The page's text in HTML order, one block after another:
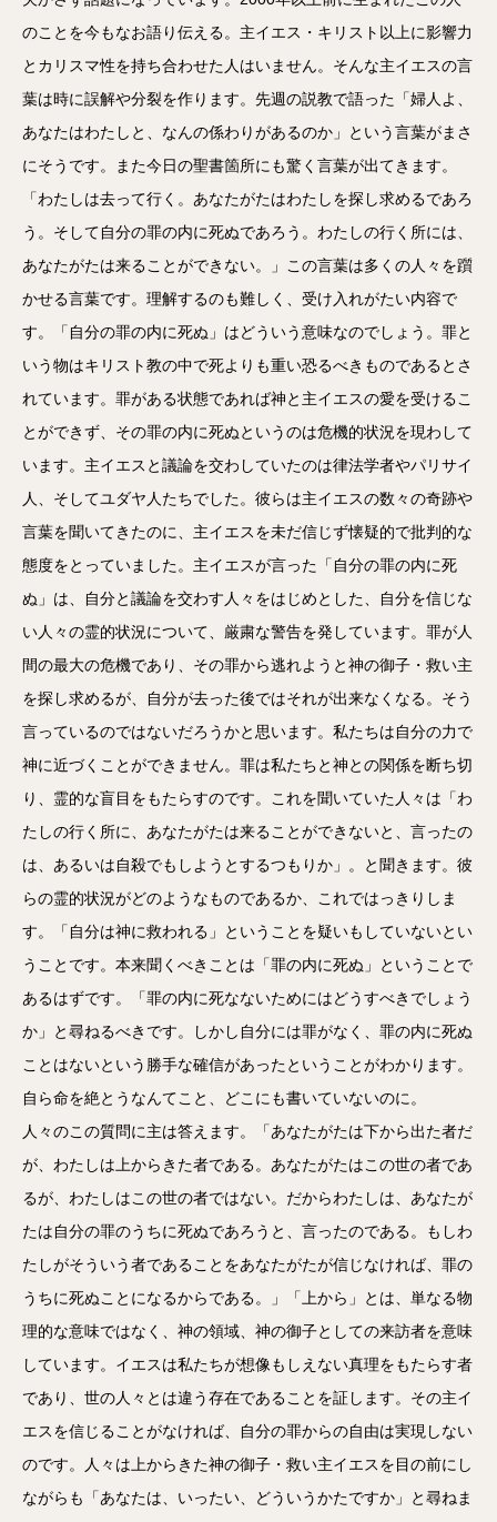
のことを今もなお語り伝える。主イエス・キリスト以上に影響力
とカリスマ性を持ち合わせた人はいません。そんな主イエスの言
葉は時に誤解や分裂を作ります。先週の説教で語った「婦人よ、
あなたはわたしと、なんの係わりがあるのか」という言葉がまさ
にそうです。また今日の聖書箇所にも驚く言葉が出てきます。
「わたしは去って行く。あなたがたはわたしを探し求めるであろ
う。そして自分の罪の内に死ぬであろう。わたしの行く所には、
あなたがたは来ることができない。」この言葉は多くの人々を躓
かせる言葉です。理解するのも難しく、受け入れがたい内容で
す。「自分の罪の内に死ぬ」はどういう意味なのでしょう。罪と
いう物はキリスト教の中で死よりも重い恐るべきものであるとさ
れています。罪がある状態であれば神と主イエスの愛を受けるこ
とができず、その罪の内に死ぬというのは危機的状況を現わして
います。主イエスと議論を交わしていたのは律法学者やパリサイ
人、そしてユダヤ人たちでした。彼らは主イエスの数々の奇跡や
言葉を聞いてきたのに、主イエスを未だ信じず懐疑的で批判的な
態度をとっていました。主イエスが言った「自分の罪の内に死
ぬ」は、自分と議論を交わす人々をはじめとした、自分を信じな
い人々の霊的状況について、厳粛な警告を発しています。罪が人
間の最大の危機であり、その罪から逃れようと神の御子・救い主
を探し求めるが、自分が去った後ではそれが出来なくなる。そう
言っているのではないだろうかと思います。私たちは自分の力で
神に近づくことができません。罪は私たちと神との関係を断ち切
り、霊的な盲目をもたらすのです。これを聞いていた人々は「わ
たしの行く所に、あなたがたは来ることができないと、言ったの
は、あるいは自殺でもしようとするつもりか」。と聞きます。彼
らの霊的状況がどのようなものであるか、これではっきりしま
す。「自分は神に救われる」ということを疑いもしていないとい
うことです。本来聞くべきことは「罪の内に死ぬ」ということで
あるはずです。「罪の内に死なないためにはどうすべきでしょう
か」と尋ねるべきです。しかし自分には罪がなく、罪の内に死ぬ
ことはないという勝手な確信があったということがわかります。
自ら命を絶とうなんてこと、どこにも書いていないのに。
人々のこの質問に主は答えます。「あなたがたは下から出た者だ
が、わたしは上からきた者である。あなたがたはこの世の者であ
るが、わたしはこの世の者ではない。だからわたしは、あなたが
たは自分の罪のうちに死ぬであろうと、言ったのである。もしわ
たしがそういう者であることをあなたがたが信じなければ、罪の
うちに死ぬことになるからである。」「上から」とは、単なる物
理的な意味ではなく、神の領域、神の御子としての来訪者を意味
しています。イエスは私たちが想像もしえない真理をもたらす者
であり、世の人々とは違う存在であることを証します。その主イ
エスを信じることがなければ、自分の罪からの自由は実現しない
のです。人々は上からきた神の御子・救い主イエスを目の前にし
ながらも「あなたは、いったい、どういうかたですか」と尋ねま